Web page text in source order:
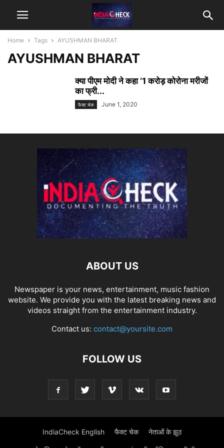
Home Tags AYUSHMAN BHARAT
AYUSHMAN BHARAT
क्या पीएम मोदी ने कहा ‘1 करोड़ कोरोना मरीजों
का फ्री...
फैक्ट चेक June 1, 2020
ABOUT US
Newspaper is your news, entertainment, music fashion
website. We provide you with the latest breaking news and
videos straight from the entertainment industry.
Contact us: contact@yoursite.com
FOLLOW US
IndiaCheck English फैक्ट चेक नेताओं के झूठ